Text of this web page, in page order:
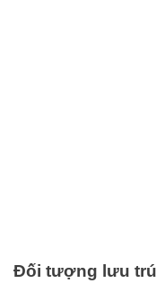
Đối tượng lưu